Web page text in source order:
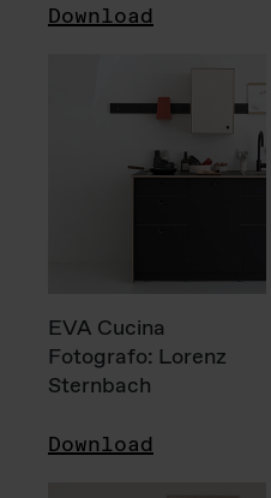
Download
EVA Cucina
Fotografo: Lorenz
Sternbach
Download